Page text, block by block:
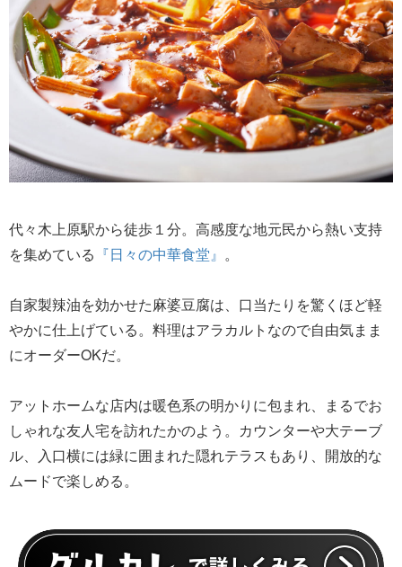
代々木上原駅から徒歩１分。高感度な地元民から熱い支持
を集めている 『日々の中華食堂』 。
自家製辣油を効かせた麻婆豆腐は、口当たりを驚くほど軽
やかに仕上げている。料理はアラカルトなので自由気まま
にオーダーOKだ。
アットホームな店内は暖色系の明かりに包まれ、まるでお
しゃれな友人宅を訪れたかのよう。カウンターや大テーブ
ル、入口横には緑に囲まれた隠れテラスもあり、開放的な
ムードで楽しめる。